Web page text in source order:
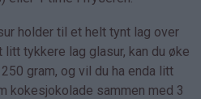
holder til et helt tynt lag over
litt tykkere lag glasur, kan du øke
gram, og vil du ha enda litt
kokesjokolade sammen med 3